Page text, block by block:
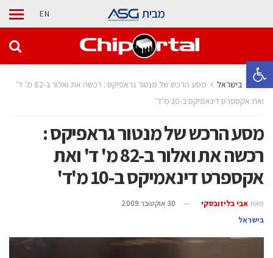
פתח סרגל נגישות
מבית EN
בית בישראל
מסע הרכש של מנטור גראפיקס : רכשה את ואלור ב-82 מ’ ד’
ואת אקספרט דינאמיקס ב-10 מ’ד’
מסע הרכש של מנטור גראפיקס :
רכשה את ואלור ב-82 מ' ד' ואת
אקספרט דינאמיקס ב-10 מ'ד'
מאת אבי בליזובסקי
30 אוקטובר 2009
בישראל